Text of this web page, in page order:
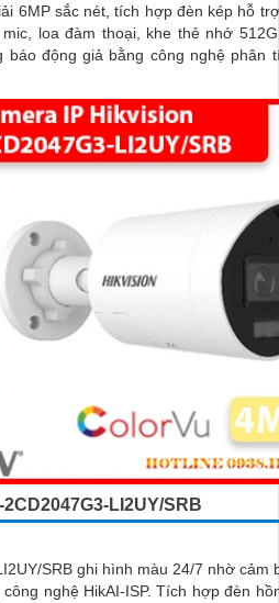
6MP sắc nét, tích hợp đèn kép hỗ
báo động giả bằng công nghệ phân
LI2UY/SRB
SRB ghi hình màu 24/7 nhờ cảm
ISP. Tích hợp đèn hồng ngoại